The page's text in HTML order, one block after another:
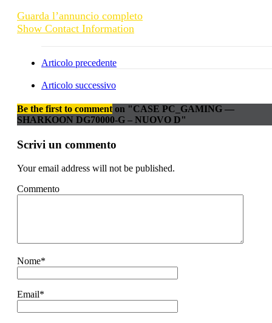
Guarda l’annuncio completo
Show Contact Information
Articolo precedente
Articolo successivo
Be the first to comment on "CASE PC_GAMING —
SHARKOON DG70000-G – NUOVO D"
Scrivi un commento
Your email address will not be published.
Commento
Nome*
Email*